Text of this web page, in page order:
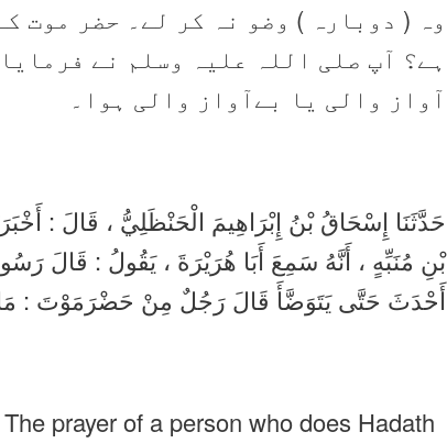
وہ ( دوبارہ ) وضو نہ کر لے۔ حضر موت
ہے؟ آپ صلی اللہ علیہ وسلم نے
آواز والی یا بےآواز والی ہوا۔
حَدَّثَنَا إِسْحَاقُ بْنُ إِبْرَاهِيمَ الْحَنْظَلِيُّ ، قَالَ :
بْنِ مُنَبِّهٍ ، أَنَّهُ سَمِعَ أَبَا هُرَيْرَةَ ، يَقُولُ : قَالَ
أَحْدَثَ حَتَّى يَتَوَضَّأَ قَالَ رَجُلٌ مِنْ حَضْرَمَوْتَ : مَا
prayer of a person who does Hadath